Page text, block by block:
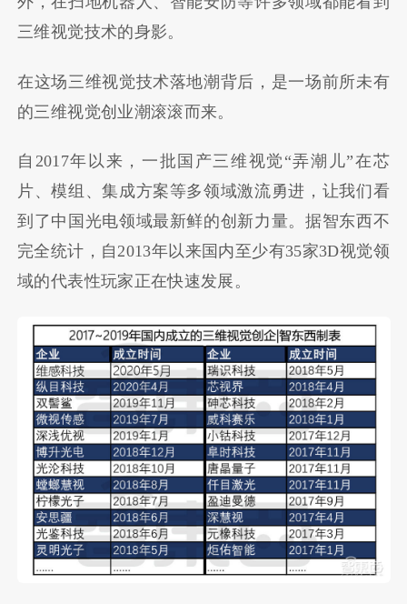
三维视觉技术的身影。
在这场三维视觉技术落地潮背后，是一场前所未有
的三维视觉创业潮滚滚而来。
自2017年以来，一批国产三维视觉“弄潮儿”在芯
片、模组、集成方案等多领域激流勇进，让我们看
到了中国光电领域最新鲜的创新力量。据智东西不
完全统计，自2013年以来国内至少有35家3D视觉领
域的代表性玩家正在快速发展。